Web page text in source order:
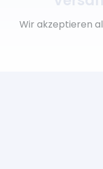
Wir akzeptieren